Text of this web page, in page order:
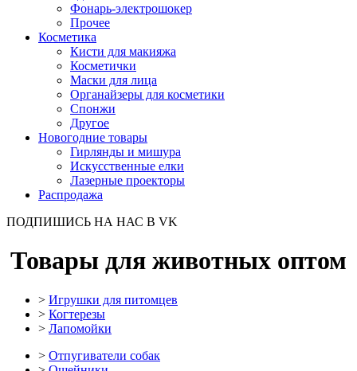
Фонарь-электрошокер
Прочее
Косметика
Кисти для макияжа
Косметички
Маски для лица
Органайзеры для косметики
Спонжи
Другое
Новогодние товары
Гирлянды и мишура
Искусственные елки
Лазерные проекторы
Распродажа
ПОДПИШИСЬ НА НАС В VK
Товары для животных оптом
> Игрушки для питомцев
> Когтерезы
> Лапомойки
> Отпугиватели собак